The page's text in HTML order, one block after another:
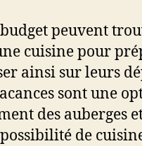
peuvent
cuisine pour
ainsi sur leurs
sont une
des auberges
de